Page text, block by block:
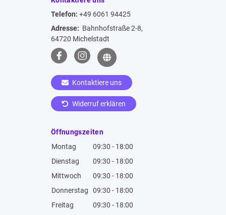
Telefon: +49 6061 94425
Adresse: Bahnhofstraße 2-8,
64720 Michelstadt
Kontaktiere uns
Widerruf erklären
Öffnungszeiten
Montag
09:30 - 18:00
Dienstag
09:30 - 18:00
Mittwoch
09:30 - 18:00
Donnerstag
09:30 - 18:00
Freitag
09:30 - 18:00